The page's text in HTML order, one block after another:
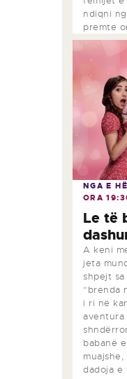
ndiqni
premte
NGA E
ORA
Le të
A keni
jeta
shpejt
“brenda
i ri në
babanë
muajshe,
dadoja e